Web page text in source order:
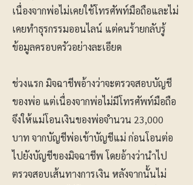
เนื่องจากพ่อไม่เคยใช้โทรศัพท์มือถือและไม่
เคยทำธุรกรรมออนไลน์ แต่คนร้ายกลับรู้
ข้อมูลครอบครัวอย่างละเอียด
ช่วงแรก มิจฉาชีพอ้างว่าจะตรวจสอบบัญชี
ของพ่อ แต่เนื่องจากพ่อไม่มีโทรศัพท์มือถือ
จึงให้แม่โอนเงินของพ่อจำนวน 23,000
บาท จากบัญชีพ่อเข้าบัญชีแม่ ก่อนโอนต่อ
ไปยังบัญชีของมิจฉาชีพ โดยอ้างว่านำไป
ตรวจสอบเส้นทางการเงิน หลังจากนั้นไม่